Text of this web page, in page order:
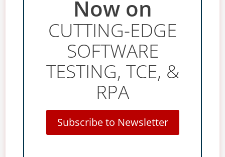
Now on
CUTTING-EDGE
SOFTWARE
TESTING, TCE, &
RPA
Subscribe to Newsletter